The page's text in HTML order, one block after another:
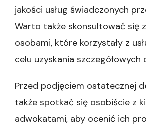
jakości usług świadczonych
Warto także skonsultować się
osobami, które korzystały z
celu uzyskania szczegółowych
Przed podjęciem ostatecznej
także spotkać się osobiście z
adwokatami, aby ocenić ich